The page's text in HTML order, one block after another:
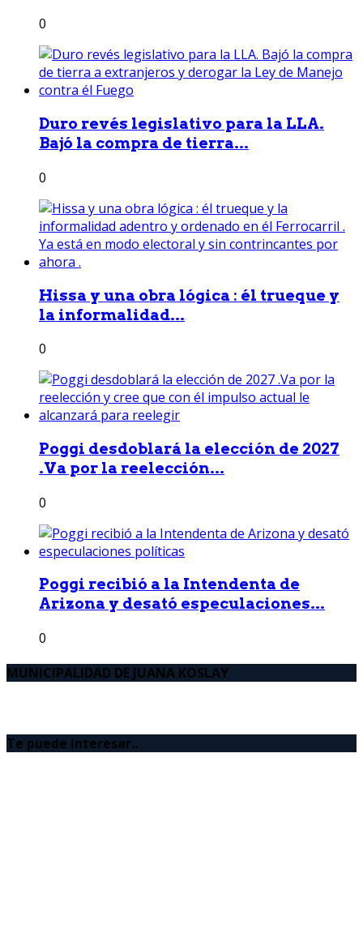
0
Duro revés legislativo para la LLA.
Bajó la compra de tierra...
0
Hissa y una obra lógica : él trueque y
la informalidad...
0
Poggi desdoblará la elección de 2027
.Va por la reelección...
0
Poggi recibió a la Intendenta de
Arizona y desató especulaciones...
0
MUNICIPALIDAD DE JUANA KOSLAY
Te puede interesar..